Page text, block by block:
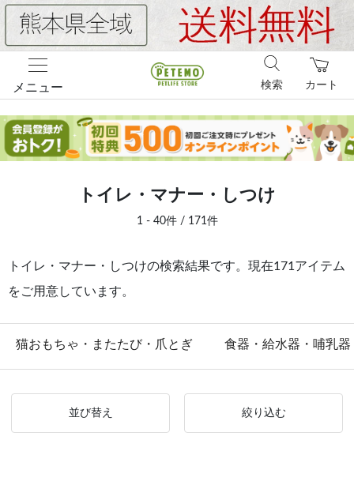
メニュー カート
検索
トイレ・マナー・しつけ
1 - 40件 / 171件
トイレ・マナー・しつけの検索結果です。現在171アイテム
をご用意しています。
猫おもちゃ・またたび・爪とぎ 食器・給水器・哺乳器
並び替え 絞り込む